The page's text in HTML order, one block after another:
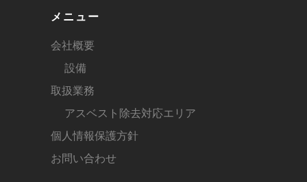
メニュー
会社概要
設備
取扱業務
アスベスト除去対応エリア
個人情報保護方針
お問い合わせ